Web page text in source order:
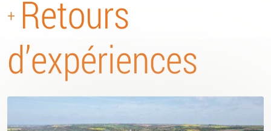
+ Retours
d’expériences